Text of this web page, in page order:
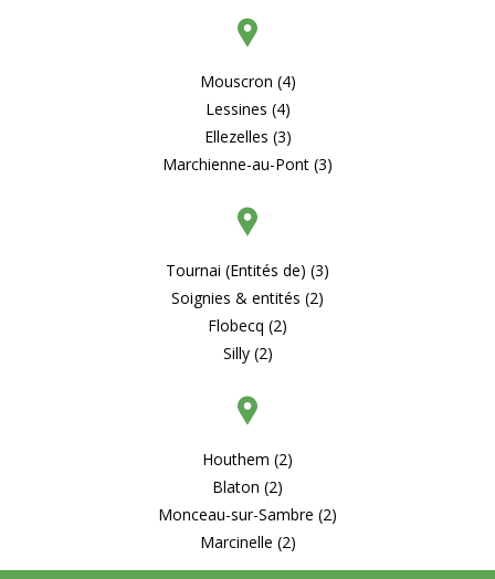
Mouscron (4)
Lessines (4)
Ellezelles (3)
Marchienne-au-Pont (3)
Tournai (Entités de) (3)
Soignies & entités (2)
Flobecq (2)
Silly (2)
Houthem (2)
Blaton (2)
Monceau-sur-Sambre (2)
Marcinelle (2)